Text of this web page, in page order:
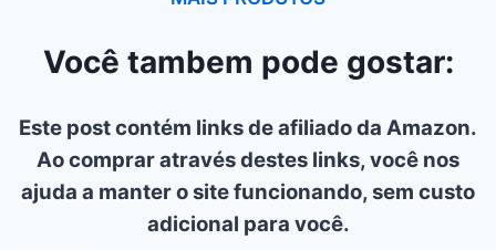
Você tambem pode gostar:
Este post contém links de afiliado da Amazon.
Ao comprar através destes links, você nos
ajuda a manter o site funcionando, sem custo
adicional para você.